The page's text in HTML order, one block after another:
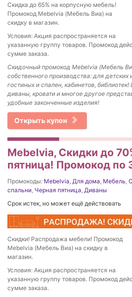
Скидка до 65% на корпусную мебель!
Промокод Mebelvia (Мебель Виа) на
скидку в магазин.
Условия: Акция распространяется на
указанную группу товаров. Промокод
сумме заказа.
Скидочный промокод Mebelvia (Мебель
собственного производства: для
гостиных и спален, кабинетов, библиотек!
диваны, кровати и многое другое
удобные законченные изделия!
Открыть купон
Mebelvia, Скидки до
пятница! Промокод по
Промокоды: Mebelvia Для дома Мебель
спальни Черная пятница Диваны
Срок истек, но может ещё действовать
Скидки! Распродажа мебели! Промокод
Mebelvia (Мебель Виа) на скидку в
магазин.
Условия: Акция распространяется на
указанную группу товаров. Промокод
сумме заказа.